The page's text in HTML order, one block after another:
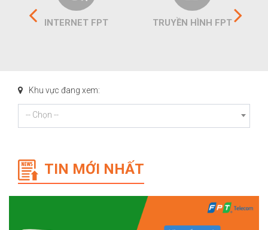
INTERNET FPT TRUYỀN HÌNH FPT
Khu vực đang xem:
-- Chọn --
TIN MỚI NHẤT